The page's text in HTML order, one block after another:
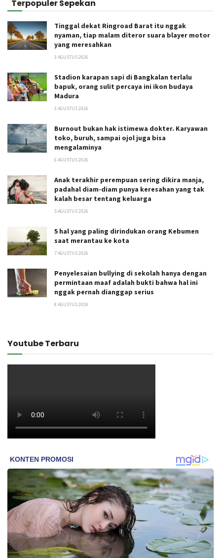
Terpopuler Sepekan
Tinggal dekat Ringroad Barat itu nggak
nyaman, tiap malam diteror suara blayer motor
yang meresahkan
3 AGUSTUS 2026
Stadion karapan sapi di Bangkalan terlalu
bapuk, orang sulit percaya ini ikon budaya
Madura
3 AGUSTUS 2026
Burnout bukan hak istimewa dokter. Karyawan
toko, buruh, sampai ojol juga bisa
mengalaminya
6 AGUSTUS 2026
Anak terakhir perempuan sering dikira manja,
padahal diam-diam punya keresahan yang tak
kalah besar tentang keluarga
5 AGUSTUS 2026
5 hal yang paling dirindukan orang Kebumen
saat merantau ke kota
7 AGUSTUS 2026
Penyelesaian bullying di sekolah hanya dengan
permintaan maaf adalah bukti bahwa hal ini
nggak pernah dianggap serius
8 AGUSTUS 2026
Youtube Terbaru